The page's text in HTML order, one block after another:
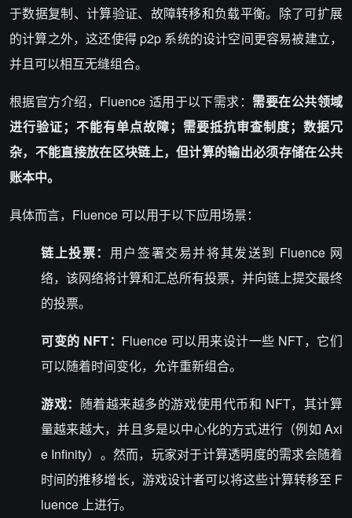
于数据复制、计算验证、故障转移和负载平衡。除了可扩展
的计算之外，这还使得 p2p 系统的设计空间更容易被建立，
并且可以相互无缝组合。
根据官方介绍，Fluence 适用于以下需求： 需要在公共领域
进行验证；不能有单点故障；需要抵抗审查制度；数据冗
杂，不能直接放在区块链上，但计算的输出必须存储在公共
账本中。
具体而言，Fluence 可以用于以下应用场景：
链上投票： 用户签署交易并将其发送到 Fluence 网
络，该网络将计算和汇总所有投票，并向链上提交最终
的投票。
可变的 NFT： Fluence 可以用来设计一些 NFT，它们
可以随着时间变化，允许重新组合。
游戏： 随着越来越多的游戏使用代币和 NFT，其计算
量越来越大，并且多是以中心化的方式进行（例如 Axi
e Infinity）。然而，玩家对于计算透明度的需求会随着
时间的推移增长，游戏设计者可以将这些计算转移至 F
luence 上进行。